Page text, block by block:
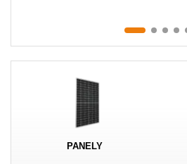
MENU
UŽIVATELSKÉ MENU
PANELY